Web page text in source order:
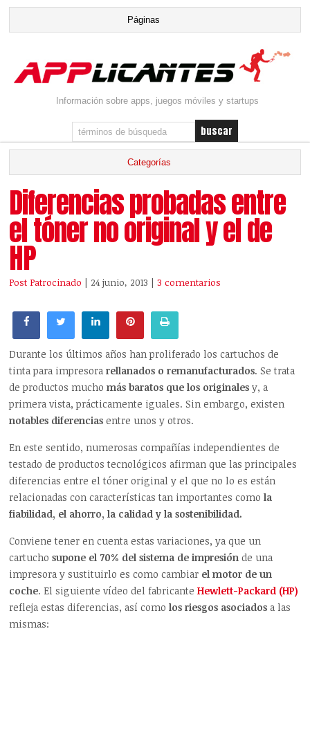
Información sobre apps, juegos móviles y startups
Diferencias probadas entre
el tóner no original y el de
HP
Post Patrocinado | 24 junio, 2013 |3 comentarios
Durante los últimos años han proliferado los cartuchos de
tinta para impresora rellanados o remanufacturados. Se trata
de productos muchomás baratos que los originales y, a
primera vista, prácticamente iguales. Sin embargo, existen
notables diferencias entre unos y otros.
En este sentido, numerosas compañías independientes de
testado de productos tecnológicos afirman que las principales
diferencias entre el tóner original y el que no lo es están
relacionadas con características tan importantes comola
fiabilidad, el ahorro, la calidad y la sostenibilidad.
Conviene tener en cuenta estas variaciones, ya que un
cartucho supone el 70% del sistema de impresiónde una
impresora y sustituirlo es como cambiar el motor de un
coche. El siguiente vídeo del fabricanteHewlett-Packard (HP)
refleja estas diferencias, así comolos riesgos asociados a las
mismas: